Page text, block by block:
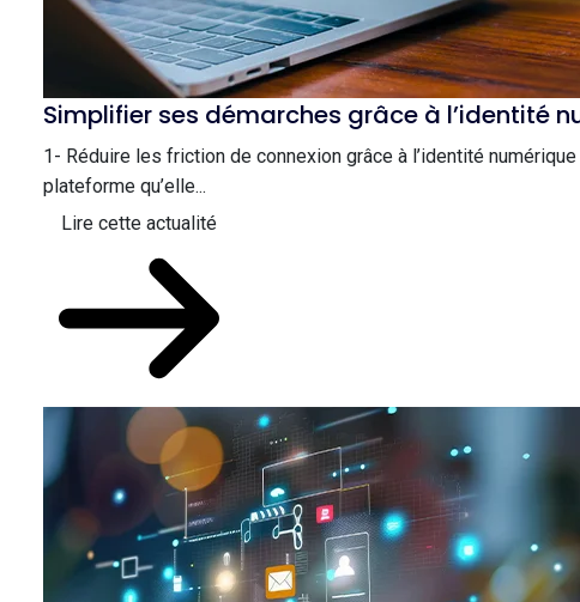
Simplifier ses démarches grâce à l’identité
1- Réduire les friction de connexion grâce à l’identité
plateforme qu’elle...
Lire cette actualité